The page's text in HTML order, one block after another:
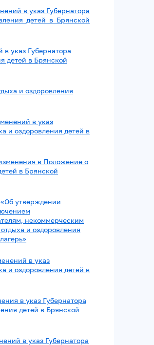
в указ Губернатора
детей в Брянской
указ Губернатора
детей в Брянской
и оздоровления
в указ
и оздоровления детей в
в Положение о
в Брянской
утверждении
некоммерческим
и оздоровления
в указ
и оздоровления детей в
в указ Губернатора
детей в Брянской
в указ Губернатора